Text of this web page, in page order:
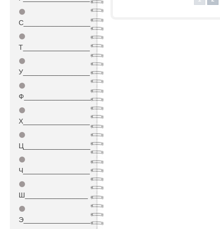
⚫
С_________________
⚫
Т_________________
⚫
У_________________
⚫
Ф_________________
⚫
Х_________________
⚫
Ц_________________
⚫
Ч_________________
⚫
Ш________________
⚫
Э_________________